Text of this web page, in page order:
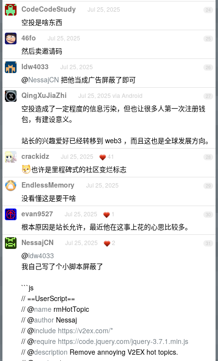
24
CodeCodeStudy Jul 25, 2025
空投是啥东西
25
46fo Jul 25, 2025
然后卖邀请码
26
ldw4033 Jul 25, 2025
@NessajCN 把他当成广告屏蔽了即可
27
QingXuJiaZhi Jul 25, 2025 via Android
空投造成了一定程度的信息污染，但也让很多人第一次注册钱
包，有建设意义。
站长的兴趣爱好已经转移到 web3 ，而且这也是全球发展方向。
28
crackidz Jul 25, 2025 41
也许是里程碑式的社区变烂标志
29
EndlessMemory Jul 25, 2025
没看懂这是要干啥
30
evan9527 Jul 25, 2025 1
根本原因是站长允许，最近他在这事上花的心思比较多。
31
NessajCN Jul 25, 2025 2
@ldw4033
我自己写了个小脚本屏蔽了
```js
// ==UserScript==
// @name rmHotTopic
// @author Nessaj
// @include https://v2ex.com/*
// @require https://code.jquery.com/jquery-3.7.1.min.js
// @description Remove annoying V2EX hot topics.